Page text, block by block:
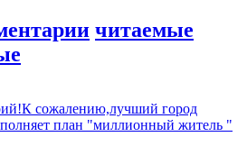
читаемые
сожалению,лучший город
план "миллионный житель "